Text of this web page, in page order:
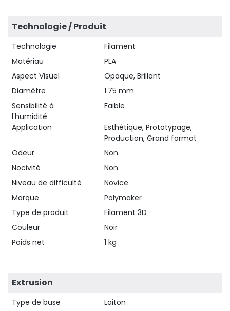
Technologie / Produit
Technologie
Filament
Matériau
PLA
Aspect Visuel
Opaque, Brillant
Diamètre
1.75 mm
Sensibilité à
l'humidité
Faible
Application
Esthétique, Prototypage,
Production, Grand format
Odeur
Non
Nocivité
Non
Niveau de difficulté
Novice
Marque
Polymaker
Type de produit
Filament 3D
Couleur
Noir
Poids net
1 kg
Extrusion
Type de buse
Laiton